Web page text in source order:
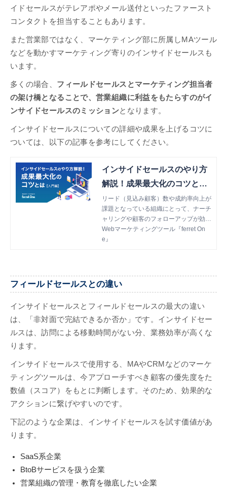
イドセールスがテレアポやメール送付といったファースト
コンタクトを担当することもあります。
また営業部ではなく、マーケティング部に所属しMAツール
などを動かすマーケティング寄りのインサイドセールスも
います。
多くの場合、 フィールドセールスとマーケティング担当者
の架け橋となることで、営業組織に利益をもたらすのがイ
ンサイドセールスのミッションとなります。
インサイドセールスについての詳細や成果を上げるコツに
ついては、以下の記事を参考にしてください。
インサイドセールスのやり方
解説！成果最大化のコツとは
【入門編】
リード（見込み顧客）数や成約率向上が
課題となっている組織にとって、ナーチ
ャリングや顧客のフォローアップが効率
的に行えるインサイドセールスの導入
は、効果的な施策の一つです。 です
か。 この記事は、インサイドセールス
サイドセールスの導入方法や成果を出す
ためのコツを解説します。
Webマーケティングツール『ferret On
e』
フィールドセールスとの違い
インサイドセールスとフィールドセールスの最大の違い
は、「非対面で完結できるか否か」です。インサイドセー
ルスは、訪問による移動時間がない分、業務効率が高くな
ります。
インサイドセールスで使用する、MAやCRMなどのマーケ
ティングツールは、今アプローチすべき顧客の優先度をた
数値（スコア）をもとに判断します。そのため、効果的な
アクションに繋げやすいのです。
下記のような企業は、インサイドセールスを試す価値があ
ります。
SaaS系企業
BtoBサービスを扱う企業
営業組織の管理・教育を徹底したい企業